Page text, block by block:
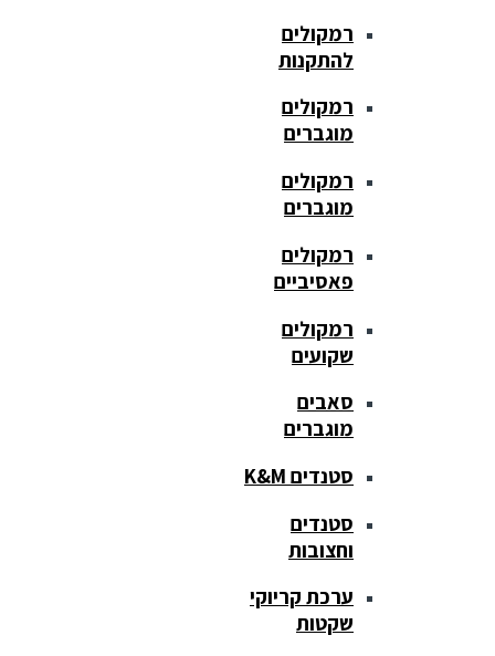
רמקולים
להתקנות
רמקולים
מוגברים
רמקולים
מוגברים
רמקולים
פאסיביים
רמקולים
שקועים
סאבים
מוגברים
סטנדים K&M
סטנדים
וחצובות
ערכת קריוקי
שקטות